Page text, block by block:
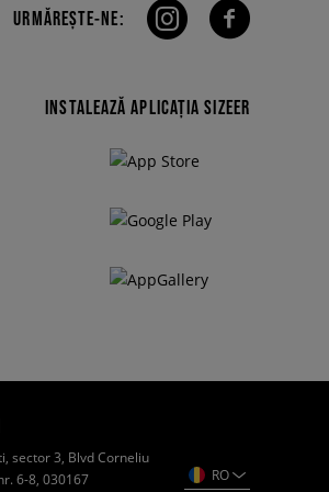
URMĂREȘTE-NE:
INSTALEAZĂ APLICAȚIA SIZEER
sector 3, Blvd Corneliu
6-8, 030167
RO